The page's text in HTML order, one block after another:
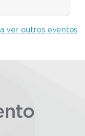
ver outros eventos